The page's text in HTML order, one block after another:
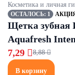
Косметика и личная
ОСТАЛОСЬ: 1
Щетка зубная
Aquafresh
7,29 8,88 
В корзину